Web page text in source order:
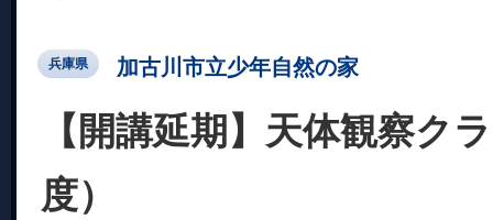
兵庫県 加古川市立少年自然の家
【開講延期】天体観察ク
度）